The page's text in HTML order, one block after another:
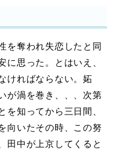
を奪われ失恋したと同
に思った。とはいえ、
ければならない。妬
が渦を巻き、、、次第
を知ってから三日間、
向いたその時、この努
田中が上京してくると